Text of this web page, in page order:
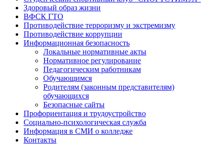
Здоровый образ жизни
ВФСК ГТО
Противодействие терроризму и экстремизму
Противодействие коррупции
Информационная безопасность
Локальные нормативные акты
Нормативное регулирование
Педагогическим работникам
Обучающимся
Родителям (законным представителям)
обучающихся
Безопасные сайты
Профориентация и трудоустройство
Социально-психологическая служба
Информация в СМИ о колледже
Контакты